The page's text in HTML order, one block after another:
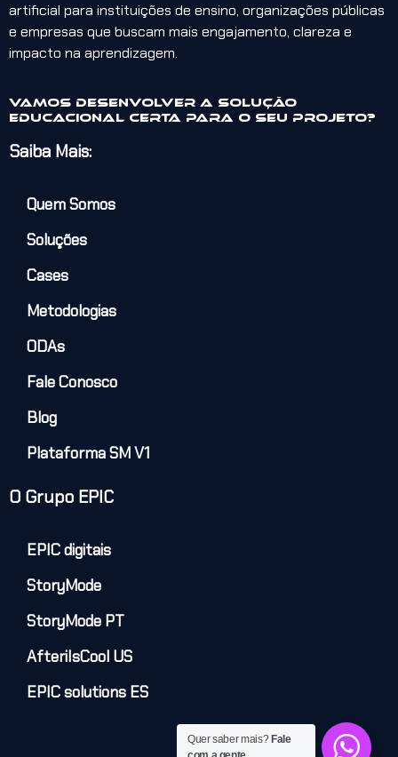
artificial para instituições de ensino, organizações públicas
e empresas que buscam mais engajamento, clareza e
impacto na aprendizagem.
Vamos desenvolver a solução
educacional certa para o seu projeto?
Saiba Mais:
Quem Somos
Soluções
Cases
Metodologias
ODAs
Fale Conosco
Blog
Plataforma SM V1
O Grupo EPIC
EPIC digitais
StoryMode
StoryMode PT
AfteriIsCool US
EPIC solutions ES
Quer saber mais? Fale